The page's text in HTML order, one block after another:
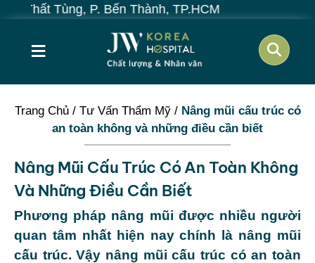
P. Bến Thành, TP.HCM
≡
Trang Chủ/ Tư Vấn Thẩm Mỹ/ Nâng mũi cấu trúc có
an toàn không và những điều cần biết
Nâng Mũi Cấu Trúc Có An Toàn Không
Và Những Điều Cần Biết
Phương pháp nâng mũi được nhiều người
quan tâm nhất hiện nay chính là nâng mũi
cấu trúc. Vậy nâng mũi cấu trúc có an toàn